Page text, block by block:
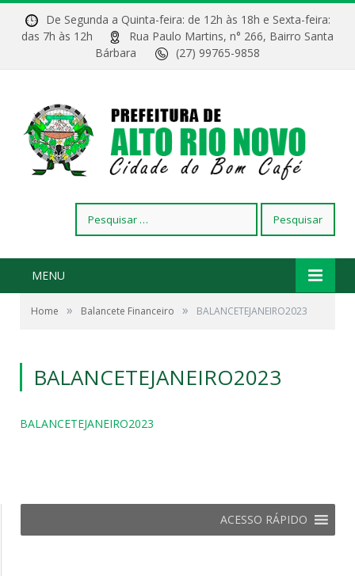
De Segunda a Quinta-feira: de 12h às 18h e Sexta-feira:
das 7h às 12h
Rua Paulo Martins, n° 266, Bairro Santa
Bárbara
(27) 99765-9858
por:
MENU
Home » Balancete Financeiro » BALANCETEJANEIRO2023
BALANCETEJANEIRO2023
BALANCETEJANEIRO2023
ACESSO RÁPIDO